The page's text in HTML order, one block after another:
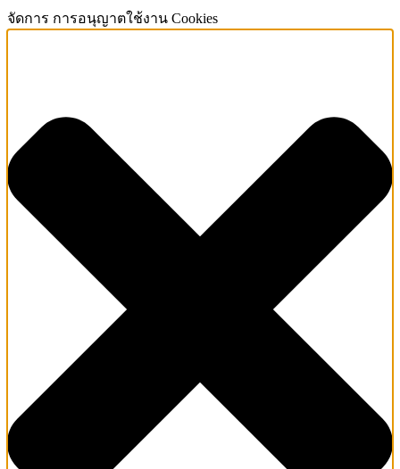
จัดการ การอนุญาตใช้งาน Cookies